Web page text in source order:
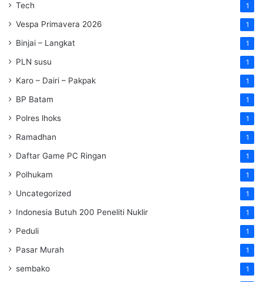
Tech 1
Vespa Primavera 2026 1
Binjai – Langkat 1
PLN susu 1
Karo – Dairi – Pakpak 1
BP Batam 1
Polres lhoks 1
Ramadhan 1
Daftar Game PC Ringan 1
Polhukam 1
Uncategorized 1
Indonesia Butuh 200 Peneliti Nuklir 1
Peduli 1
Pasar Murah 1
sembako 1